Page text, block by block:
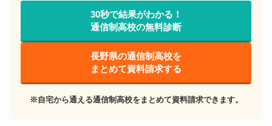
30秒で結果がわかる！
通信制高校の無料診断
長野県の通信制高校を
まとめて資料請求する
※自宅から通える通信制高校をまとめて資料請求できます。